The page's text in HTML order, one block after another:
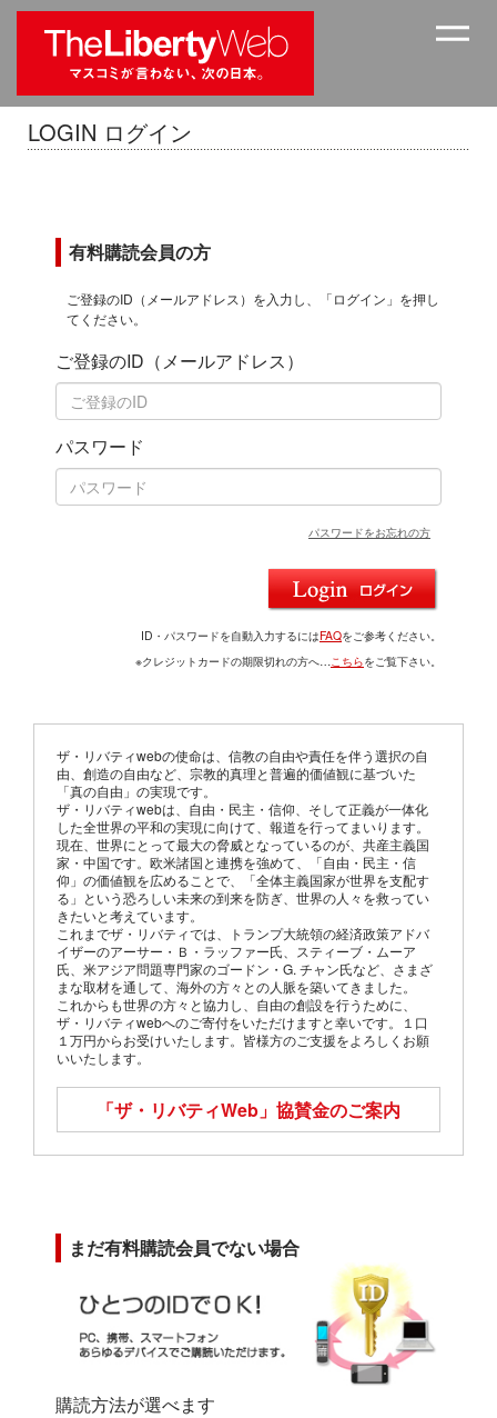
LOGIN ログイン
有料購読会員の方
ご登録のID（メールアドレス）を入力し、「ログイン」を押し
てください。
ご登録のID（メールアドレス）
パスワード
パスワードをお忘れの方
ID・パスワードを自動入力するにはFAQをご参考ください。
※クレジットカードの期限切れの方へ…こちらをご覧下さい。
ザ・リバティwebの使命は、信教の自由や責任を伴う選択の自
由、創造の自由など、宗教的真理と普遍的価値観に基づいた
「真の自由」の実現です。
ザ・リバティwebは、自由・民主・信仰、そして正義が一体化
した全世界の平和の実現に向けて、報道を行ってまいります。
現在、世界にとって最大の脅威となっているのが、共産主義国
家・中国です。欧米諸国と連携を強めて、「自由・民主・信
仰」の価値観を広めることで、「全体主義国家が世界を支配す
る」という恐ろしい未来の到来を防ぎ、世界の人々を救ってい
きたいと考えています。
これまでザ・リバティでは、トランプ大統領の経済政策アドバ
イザーのアーサー・Ｂ・ラッファー氏、スティーブ・ムーア
氏、米アジア問題専門家のゴードン・G. チャン氏など、さまざ
まな取材を通して、海外の方々との人脈を築いてきました。
これからも世界の方々と協力し、自由の創設を行うために、
ザ・リバティwebへのご寄付をいただけますと幸いです。１口
１万円からお受けいたします。皆様方のご支援をよろしくお願
いいたします。
「ザ・リバティWeb」 協賛金のご案内
まだ有料購読会員でない場合
購読方法が選べます